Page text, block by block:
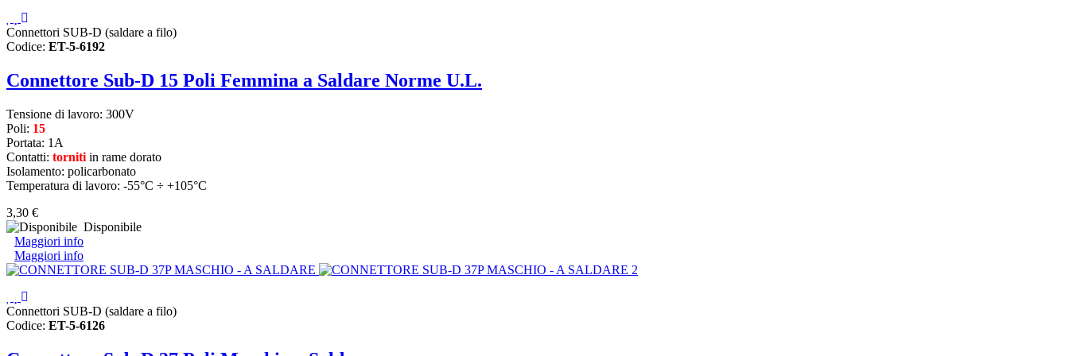
Connettori SUB-D (saldare a filo)
Codice: ET-5-6192
Connettore Sub-D 15 Poli Femmina a Saldare Norme U.L.
Tensione di lavoro: 300V
Poli: 15
Portata: 1A
Contatti: torniti in rame dorato
Isolamento: policarbonato
Temperatura di lavoro: -55°C ÷ +105°C
3,30 €
Disponibile
Maggiori info
Maggiori info
Connettori SUB-D (saldare a filo)
Codice: ET-5-6126